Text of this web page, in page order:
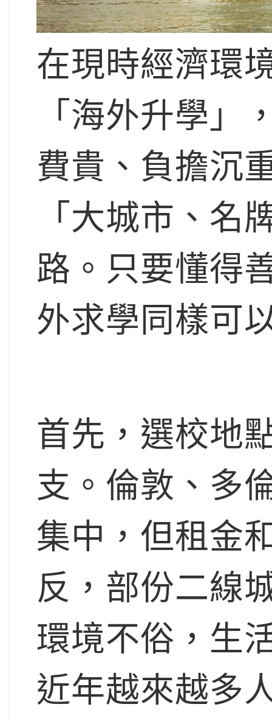
在現時經濟環
「海外升學」
費貴、負擔沉
「大城市、名
路。只要懂得
外求學同樣可
首先，選校地
支。倫敦、多
集中，但租金
反，部份二線
環境不俗，生
近年越來越多